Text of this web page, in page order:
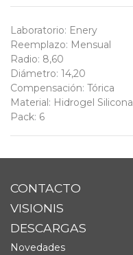
Laboratorio: Enery
Reemplazo: Mensual
Radio: 8,60
Diámetro: 14,20
Compensación: Tórica
Material : Hidrogel Silicona
Pack: 6
CONTACTO
VISIONIS
DESCARGAS
Novedades